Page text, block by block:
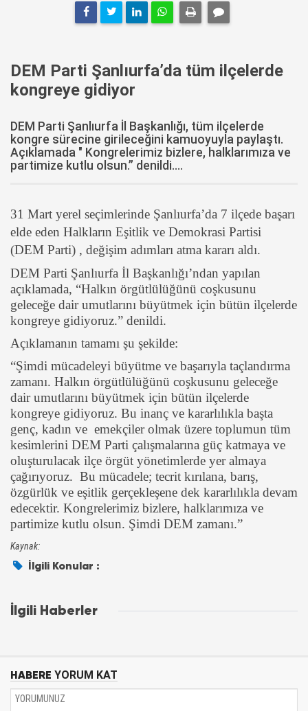
DEM Parti Şanlıurfa’da tüm ilçelerde
kongreye gidiyor
DEM Parti Şanlıurfa İl Başkanlığı, tüm ilçelerde
kongre sürecine girileceğini kamuoyuyla paylaştı.
Açıklamada " Kongrelerimiz bizlere, halklarımıza ve
partimize kutlu olsun.” denildi....
31 Mart yerel seçimlerinde Şanlıurfa’da 7 ilçede başarı
elde eden Halkların Eşitlik ve Demokrasi Partisi
(DEM Parti) , değişim adımları atma kararı aldı.
DEM Parti Şanlıurfa İl Başkanlığı’ndan yapılan
açıklamada, “Halkın örgütlülüğünü coşkusunu
geleceğe dair umutlarını büyütmek için bütün ilçelerde
kongreye gidiyoruz.” denildi.
Açıklamanın tamamı şu şekilde:
“Şimdi mücadeleyi büyütme ve başarıyla taçlandırma
zamanı. Halkın örgütlülüğünü coşkusunu geleceğe
dair umutlarını büyütmek için bütün ilçelerde
kongreye gidiyoruz. Bu inanç ve kararlılıkla başta
genç, kadın ve emekçiler olmak üzere toplumun tüm
kesimlerini DEM Parti çalışmalarına güç katmaya ve
oluşturulacak ilçe örgüt yönetimlerde yer almaya
çağırıyoruz. Bu mücadele; tecrit kırılana, barış,
özgürlük ve eşitlik gerçekleşene dek kararlılıkla devam
edecektir. Kongrelerimiz bizlere, halklarımıza ve
partimize kutlu olsun. Şimdi DEM zamanı.”
Kaynak:
İlgili Konular :
İlgili Haberler
HABERE YORUM KAT